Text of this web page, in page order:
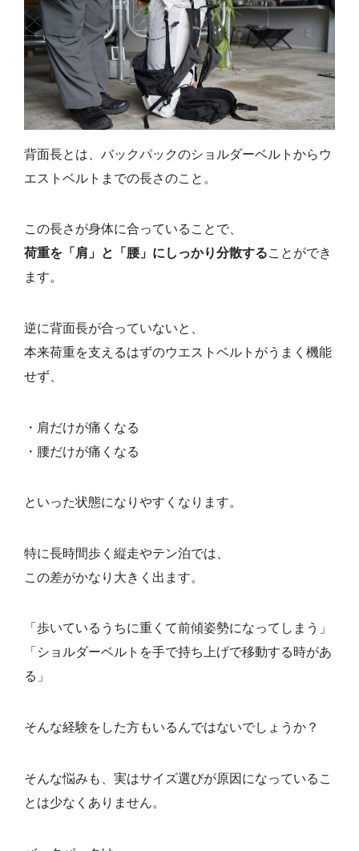
背面長とは、バックパックのショルダーベルトからウ
エストベルトまでの長さのこと。
この長さが身体に合っていることで、
荷重を「肩」と「腰」にしっかり分散することができ
ます。
逆に背面長が合っていないと、
本来荷重を支えるはずのウエストベルトがうまく機能
せず、
・肩だけが痛くなる
・腰だけが痛くなる
といった状態になりやすくなります。
特に長時間歩く縦走やテン泊では、
この差がかなり大きく出ます。
「歩いているうちに重くて前傾姿勢になってしまう」
「ショルダーベルトを手で持ち上げで移動する時があ
る」
そんな経験をした方もいるんではないでしょうか？
そんな悩みも、実はサイズ選びが原因になっているこ
とは少なくありません。